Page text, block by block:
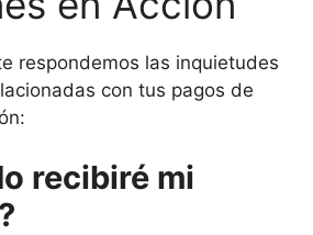
respondemos las inquietudes
con tus pagos de
recibiré mi